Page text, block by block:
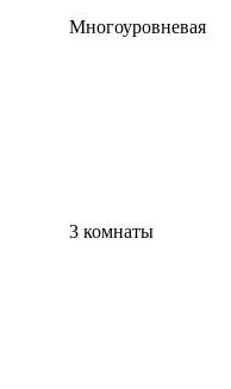
Многоуровневая
3 комнаты